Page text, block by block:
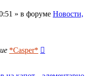
» в форуме Новости,
*Casper*